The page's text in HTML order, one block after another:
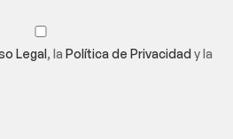
Legal, la Política de Privacidady la